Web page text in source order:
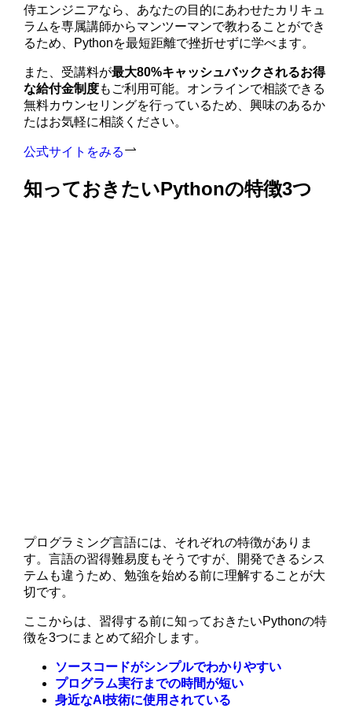
侍エンジニアなら、あなたの目的にあわせたカリキュ
ラムを専属講師からマンツーマンで教わることができ
るため、Pythonを最短距離で挫折せずに学べます。
また、受講料が最大80%キャッシュバックされるお得
な給付金制度もご利用可能。オンラインで相談できる
無料カウンセリングを行っているため、興味のあるか
たはお気軽に相談ください。
公式サイトをみる
知っておきたいPythonの特徴3つ
プログラミング言語には、それぞれの特徴がありま
す。言語の習得難易度もそうですが、開発できるシス
テムも違うため、勉強を始める前に理解することが大
切です。
ここからは、習得する前に知っておきたいPythonの特
徴を3つにまとめて紹介します。
ソースコードがシンプルでわかりやすい
プログラム実行までの時間が短い
身近なAI技術に使用されている